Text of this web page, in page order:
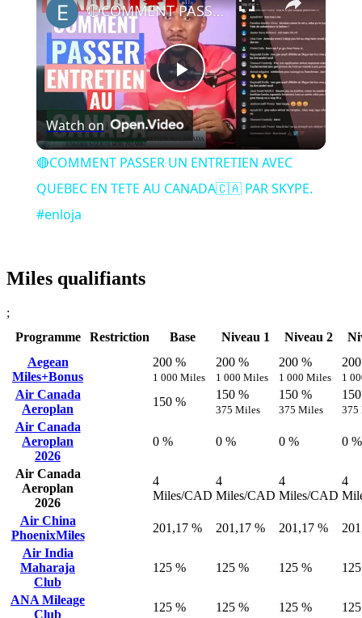
Play
Video
🔴COMMENT PASSER UN ENTRETIEN AVEC QUEBEC EN TETE AU CANADA🇨🇦 PAR SKYPE. #enloja
Watch on
🔴COMMENT PASSER UN ENTRETIEN AVEC
QUEBEC EN TETE AU CANADA🇨🇦 PAR SKYPE.
#enloja
Miles qualifiants
;
Programme
Restriction Base Niveau 1 Niveau 2
Aegean
Miles+Bonus
200 %
1 000 Miles
200 %
1 000 Miles
200 %
1 000 Miles 1
Air Canada
Aeroplan
150 %
150 %
375 Miles
150 %
375 Miles 375
Air Canada
Aeroplan
2026
0 % 0 % 0 % 0 %
Air Canada
Aeroplan
2026
4
Miles/CAD
4
Miles/CAD
4
Miles/CAD
4
Air China
PhoenixMiles
201,17 % 201,17 % 201,17 %
Air India
Maharaja
Club
125 % 125 % 125 %
ANA Mileage
Club
125 % 125 % 125 %